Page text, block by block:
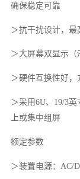
确保稳定可靠
＞抗干扰设计，最
＞大屏幕双显示
＞硬件互换性好
＞采用6U、19/3
上或集中组屏
额定参数
＞装置电源：AC/